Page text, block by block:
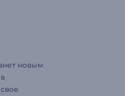
новым